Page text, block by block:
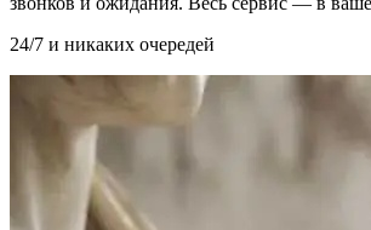
24/7 и никаких очередей